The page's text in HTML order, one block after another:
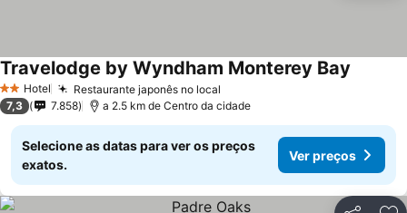
2 Estrelas
Hotel Restaurante japonês no local
Travelodge by Wyndham Monterey Bay
7,3 7.858 a 2.5 km de Centro da cidade
Selecione as datas para ver os preços
exatos.
Ver preços